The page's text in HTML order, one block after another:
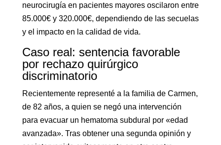
neurocirugía en pacientes mayores oscilaron entre
85.000€ y 320.000€, dependiendo de las secuelas
y el impacto en la calidad de vida.
Caso real: sentencia favorable
por rechazo quirúrgico
discriminatorio
Recientemente representé a la familia de Carmen,
de 82 años, a quien se negó una intervención
para evacuar un hematoma subdural por «edad
avanzada». Tras obtener una segunda opinión y